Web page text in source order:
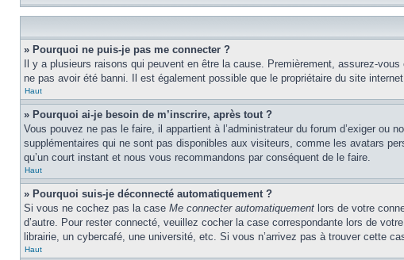
» Pourquoi ne puis-je pas me connecter ?
Il y a plusieurs raisons qui peuvent en être la cause. Premièrement, assurez-
ne pas avoir été banni. Il est également possible que le propriétaire du site
Haut
» Pourquoi ai-je besoin de m’inscrire, après tout ?
Vous pouvez ne pas le faire, il appartient à l’administrateur du forum d’exiger
supplémentaires qui ne sont pas disponibles aux visiteurs, comme les avatars
qu’un court instant et nous vous recommandons par conséquent de le faire.
Haut
» Pourquoi suis-je déconnecté automatiquement ?
Si vous ne cochez pas la case Me connecter automatiquement lors de votre
d’autre. Pour rester connecté, veuillez cocher la case correspondante lors de
librairie, un cybercafé, une université, etc. Si vous n’arrivez pas à trouver cette
Haut